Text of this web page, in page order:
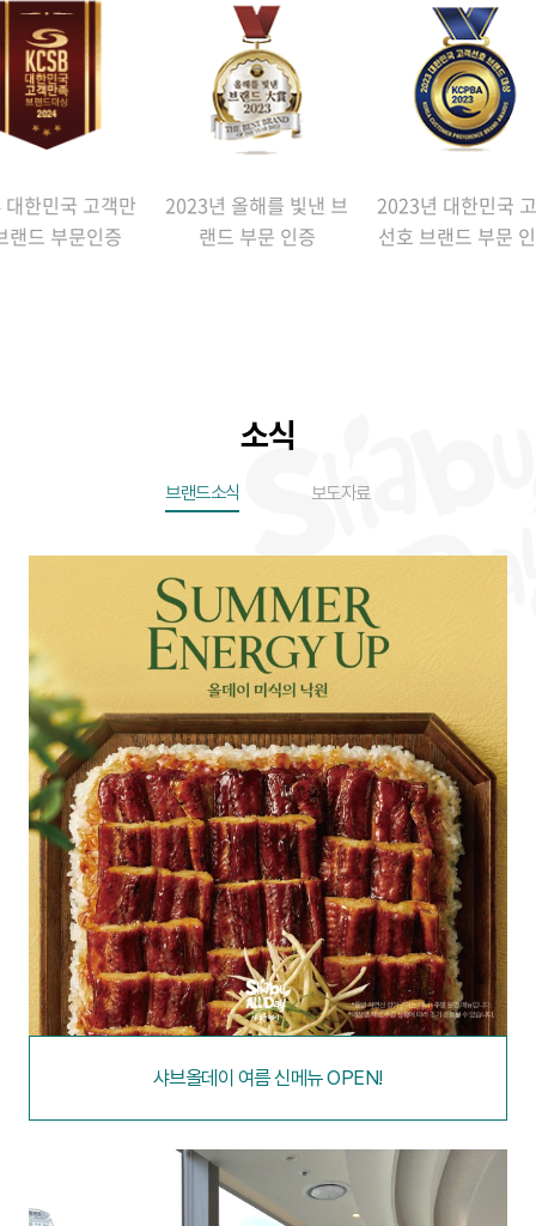
올해를 빛낸 브
드 부문 인증
2023년 대한민국 고객
선호 브랜드 부문 인증
2023년 대한민국
만족 부문 인증
소식
브랜드소식 보도자료
샤브올데이 여름 신메뉴 OPEN!